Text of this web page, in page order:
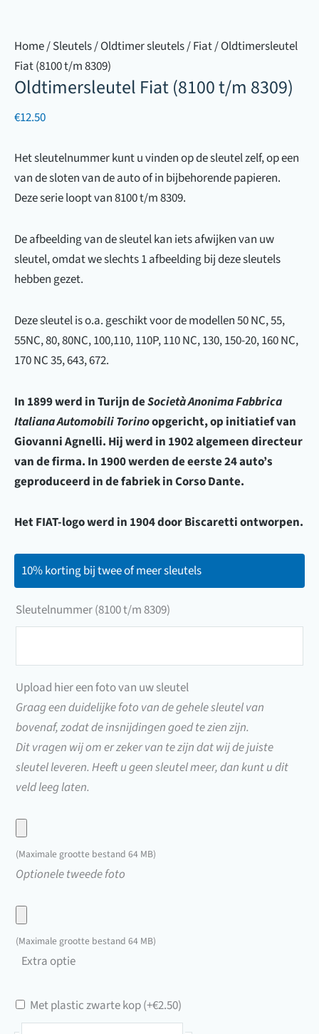
Home/Sleutels/Oldtimer sleutels/Fiat/ Oldtimersleutel
Fiat (8100 t/m 8309)
Oldtimersleutel Fiat (8100 t/m 8309)
€12.50
Het sleutelnummer kunt u vinden op de sleutel zelf, op een
van de sloten van de auto of in bijbehorende papieren.
Deze serie loopt van 8100 t/m 8309.
De afbeelding van de sleutel kan iets afwijken van uw
sleutel, omdat we slechts 1 afbeelding bij deze sleutels
hebben gezet.
Deze sleutel is o.a. geschikt voor de modellen 50 NC, 55,
55NC, 80, 80NC, 100,110, 110P, 110 NC, 130, 150-20, 160 NC,
170 NC 35, 643, 672.
In 1899werd inTurijndeSocietà Anonima Fabbrica
Italiana Automobili Torinoopgericht, op initiatief van
Giovanni Agnelli. Hij werd in 1902algemeen directeur
van de firma. In 1900werden de eerste 24 auto’s
geproduceerd in de fabriek in Corso Dante.
Het FIAT-logo werd in 1904door Biscaretti ontworpen.
10% korting bij twee of meer sleutels
Sleutelnummer (8100 t/m 8309)
8309)
Upload hier een foto van uw sleutel
Graag een duidelijke foto van de gehele sleutel van
bovenaf, zodat de insnijdingen goed te zien zijn.
Dit vragen wij om er zeker van te zijn dat wij de juiste
sleutel leveren. Heeft u geen sleutel meer, dan kunt u dit
veld leeg laten.
hier
een
van
uw
sleutel
(Maximale grootte bestand 64 MB)
Upload
foto
van
Optionele tweede foto
(Maximale grootte bestand 64 MB)
Extra optie
Met plastic zwarte kop(+€2.50)